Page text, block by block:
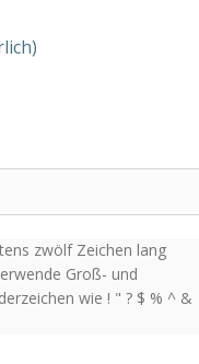
zwölf Zeichen lang
Groß- und
wie ! " ? $ % ^ &